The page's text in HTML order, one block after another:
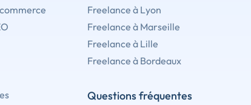
Freelance à Lyon
Freelance à Marseille
Freelance à Lille
Freelance à Bordeaux
Questions fréquentes